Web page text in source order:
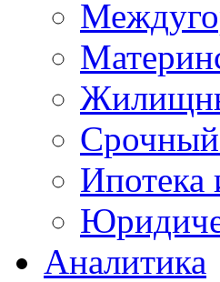
Ипотека
Аналитика